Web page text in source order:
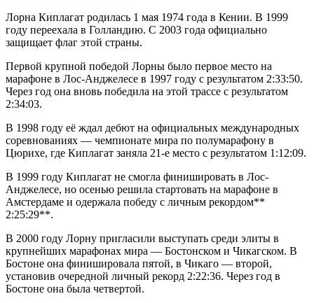
Лорна Киплагат родилась 1 мая 1974 года в Кении. В 1999
году переехала в Голландию. С 2003 года официально
защищает флаг этой страны.
Первой крупной победой Лорны было первое место на
марафоне в Лос-Анджелесе в 1997 году с результатом 2:33:50.
Через год она вновь победила на этой трассе с результатом
2:34:03.
В 1998 году её ждал дебют на официальных международных
соревнованиях — чемпионате мира по полумарафону в
Цюрихе, где Киплагат заняла 21-е место с результатом 1:12:09.
В 1999 году Киплагат не смогла финишировать в Лос-
Анджелесе, но осенью решила стартовать на марафоне в
Амстердаме и одержала победу с личным рекордом**
2:25:29**.
В 2000 году Лорну пригласили выступать среди элиты в
крупнейших марафонах мира — Бостонском и Чикагском. В
Бостоне она финишировала пятой, в Чикаго — второй,
установив очередной личный рекорд 2:22:36. Через год в
Бостоне она была четвертой.